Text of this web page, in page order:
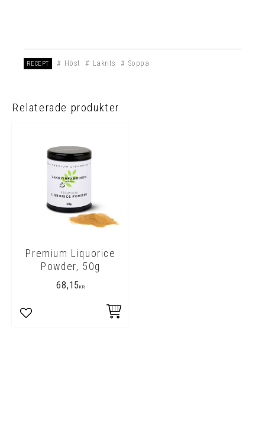
RECEPT Höst Lakrits Soppa
Relaterade produkter
Premium Liquorice
Powder, 50g
68,15KR
Lägg till i favoriter